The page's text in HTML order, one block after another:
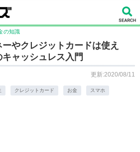
の知識
やクレジットカードは使え
ャッシュレス入門
更新:2020/08/11
クレジットカード お金 スマホ